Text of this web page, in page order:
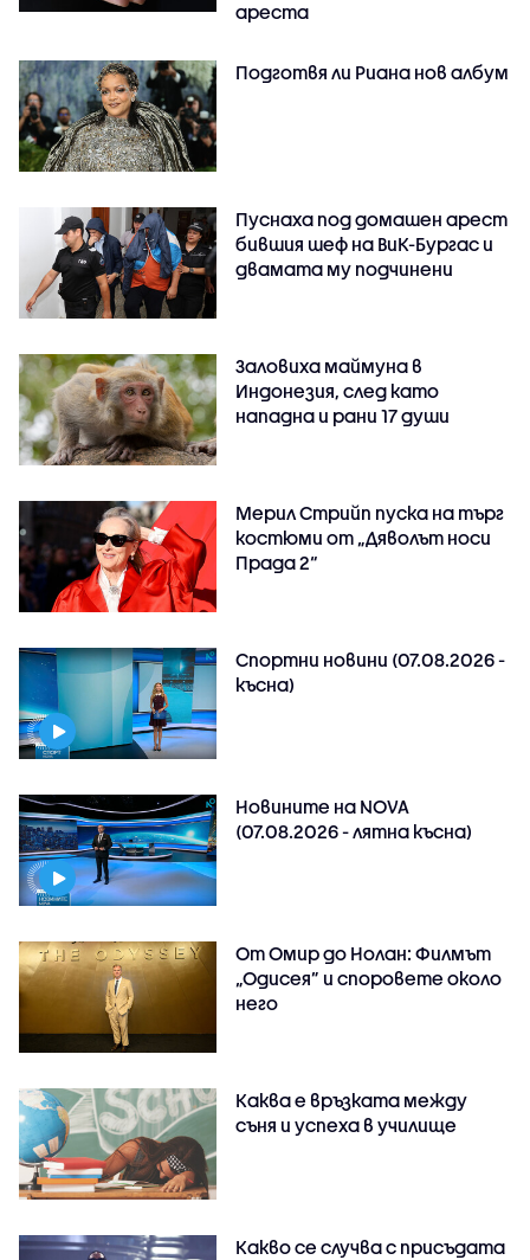
ареста
Подготвя ли Риана нов албум
Пуснаха под домашен арест
бившия шеф на ВиК-Бургас и
двамата му подчинени
Заловиха маймуна в
Индонезия, след като
нападна и рани 17 души
Мерил Стрийп пуска на търг
костюми от „Дяволът носи
Прада 2“
Спортни новини (07.08.2026 -
късна)
Новините на NOVA
(07.08.2026 - лятна късна)
От Омир до Нолан: Филмът
„Одисея” и споровете около
него
Каква е връзката между
съня и успеха в училище
Какво се случва с присъдата